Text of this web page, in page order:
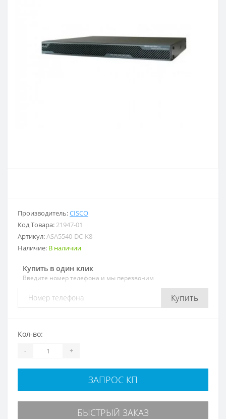
Производитель:CISCO
Код Товара:21947-01
Артикул:ASA5540-DC-K8
Наличие: В наличии
Купить в один клик
Введите номер телефона и мы перезвоним
Купить
Кол-во:
- +
ЗАПРОС КП
БЫСТРЫЙ ЗАКАЗ